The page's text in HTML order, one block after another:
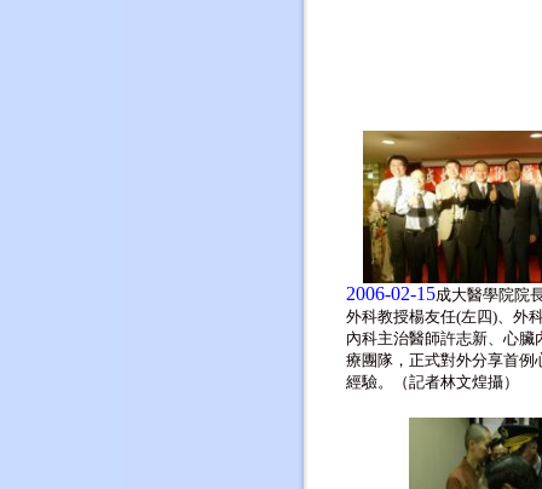
2006-02-15成大醫學院院
外科教授楊友任(左四)、外
內科主治醫師許志新、心臟
療團隊，正式對外分享首例
經驗。（記者林文煌攝）